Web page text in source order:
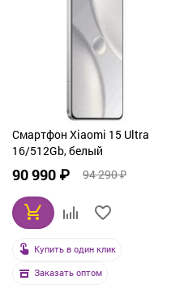
По рейтингу
По названию
Смартфон Xiaomi 15 Ultra
16/512Gb, белый
90 990 ₽ 94 290 ₽
Купить в один клик
Заказать оптом